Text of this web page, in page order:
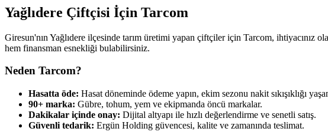
Yağlıdere Çiftçisi İçin Tarcom
Giresun'nın Yağlıdere ilçesinde tarım üretimi yapan çiftçiler için Tarcom, ihtiyacınız
hem finansman esnekliği bulabilirsiniz.
Neden Tarcom?
Hasatta öde: Hasat döneminde ödeme yapın, ekim sezonu nakit sıkışıklığı
90+ marka: Gübre, tohum, yem ve ekipmanda öncü markalar.
Dakikalar içinde onay: Dijital altyapı ile hızlı değerlendirme ve senetli satış.
Güvenli tedarik: Ergün Holding güvencesi, kalite ve zamanında teslimat.